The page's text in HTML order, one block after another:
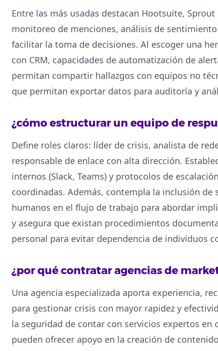
Entre las más usadas destacan Hootsuite,
monitoreo de menciones, análisis de
facilitar la toma de decisiones. Al escoger una
con CRM, capacidades de automatización de
permitan compartir hallazgos con equipos no
que permitan exportar datos para auditoría y
¿cómo estructurar un equipo de
Define roles claros: líder de crisis, analista de
responsable de enlace con alta dirección.
internos (Slack, Teams) y protocolos de
coordinadas. Además, contempla la inclusión de
humanos en el flujo de trabajo para abordar
y asegura que existan procedimientos
personal para evitar dependencia de individuos
¿por qué contratar agencias de
Una agencia especializada aporta experiencia,
para gestionar crisis con mayor rapidez y
la seguridad de contar con servicios expertos en
pueden ofrecer apoyo en la creación de